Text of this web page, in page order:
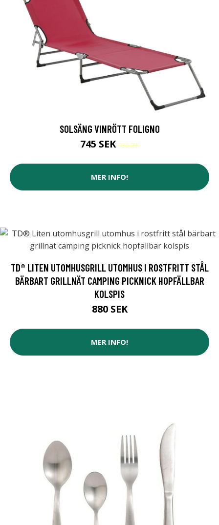
SOLSÄNG VINRÖTT FOLIGNO
745 SEK930 SEK
MER INFO!
TD® LITEN UTOMHUSGRILL UTOMHUS I ROSTFRITT STÅL
BÄRBART GRILLNÄT CAMPING PICKNICK HOPFÄLLBAR
KOLSPIS
880 SEK
MER INFO!